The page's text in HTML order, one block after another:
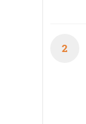
2